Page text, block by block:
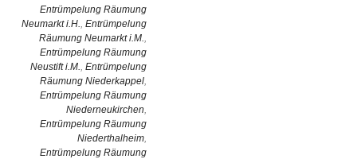
Entrümpelung Räumung
Neumarkt i.H., Entrümpelung
Räumung Neumarkt i.M.,
Entrümpelung Räumung
Neustift i.M., Entrümpelung
Räumung Niederkappel,
Entrümpelung Räumung
Niederneukirchen,
Entrümpelung Räumung
Niederthalheim,
Entrümpelung Räumung